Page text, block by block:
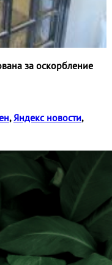
за оскорбление
, Яндекс новости,